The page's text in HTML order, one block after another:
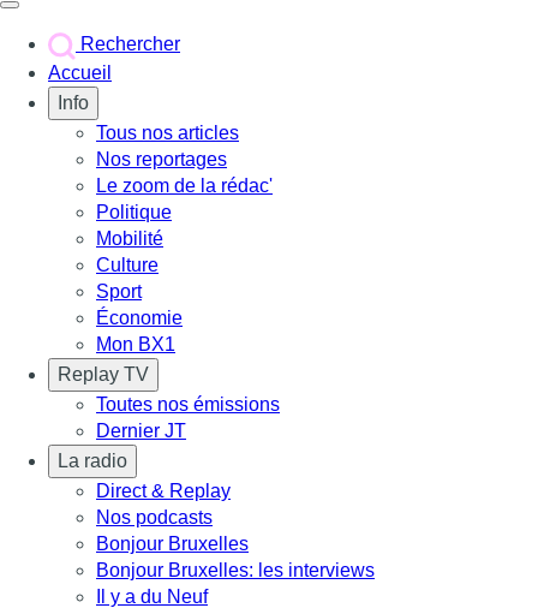
Rechercher
Accueil
Info
Tous nos articles
Nos reportages
Le zoom de la rédac'
Politique
Mobilité
Culture
Sport
Économie
Mon BX1
Replay TV
Toutes nos émissions
Dernier JT
La radio
Direct & Replay
Nos podcasts
Bonjour Bruxelles
Bonjour Bruxelles: les interviews
Il y a du Neuf